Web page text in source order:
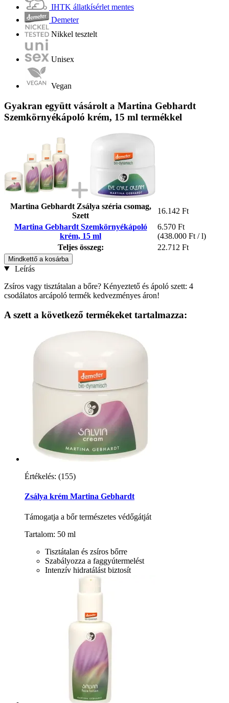
IHTK állatkísérlet mentes
Demeter
Nikkel tesztelt
Unisex
Vegan
Gyakran együtt vásárolt a Martina Gebhardt
Szemkörnyékápoló krém, 15 ml termékkel
Martina Gebhardt Zsálya széria csomag,
Szett
16.142 Ft
Martina Gebhardt Szemkörnyékápoló
krém, 15 ml
6.570 Ft
(438.000 Ft / l)
Teljes összeg:
22.712 Ft
Mindkettő a kosárba
Leírás
Zsíros vagy tisztátalan a bőre? Kényeztető és ápoló szett: 4
csodálatos arcápoló termék kedvezményes áron!
A szett a következő termékeket tartalmazza:
Értékelés: (155)
Zsálya krém Martina Gebhardt
Támogatja a bőr természetes védőgátját
Tartalom: 50 ml
Tisztátalan és zsíros bőrre
Szabályozza a faggyútermelést
Intenzív hidratálást biztosít